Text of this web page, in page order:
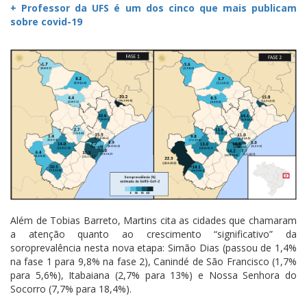
+ Professor da UFS é um dos cinco que mais publicam
sobre covid-19
Além de Tobias Barreto, Martins cita as cidades que chamaram
a atenção quanto ao crescimento “significativo” da
soroprevalência nesta nova etapa: Simão Dias (passou de 1,4%
na fase 1 para 9,8% na fase 2), Canindé de São Francisco (1,7%
para 5,6%), Itabaiana (2,7% para 13%) e Nossa Senhora do
Socorro (7,7% para 18,4%).